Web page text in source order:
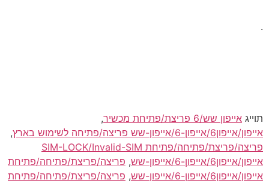
.
תוייג אייפון שש/6 פריצת/פתיחת מכשיר
,
אייפון/אייפון6/אייפון-6/אייפון-שש פריצה/פתיחה לשימוש בארץ
,
פריצה/פריצת/פתיחה/פתיחת SIM-LOCK/Invalid-SIM
אייפון/אייפון6/אייפון-6/אייפון-שש
, פריצה/פריצת/פתיחה/פתיחת
אייפון/אייפון6/אייפון-6/אייפון-שש
, פריצה/פריצת/פתיחה/פתיחת